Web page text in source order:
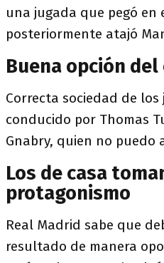
una jugada que pegó en
posteriormente atajó
Buena opción
Correcta sociedad de
conducido por Thomas
Gnabry, quien no puedo
Los de casa
protagonismo
Real Madrid sabe que
resultado de manera